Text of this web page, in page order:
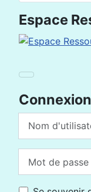
Espace
Connexion